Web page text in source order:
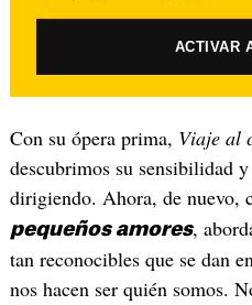
ACTIVAR
Con su ópera prima, Viaje al
descubrimos su sensibilidad
dirigiendo. Ahora, de nuevo,
pequeños amores,
tan reconocibles que se dan
nos hacen ser quién somos.